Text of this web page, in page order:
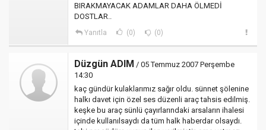
BIRAKMAYACAK ADAMLAR DAHA ÖLMEDİ
DOSTLAR..
Yanıtla (0) (0)
Düzgün ADIM / 05 Temmuz 2007 Perşembe
14:30
kaç gündür kulaklarımız sağır oldu. sünnet şölenine
halkı davet için özel ses düzenli araç tahsis edilmiş.
keşke bu araç sünlü çayırlarındaki arsaların ihalesi
içinde kullanılsaydı da tüm halk haberdar olsaydı.